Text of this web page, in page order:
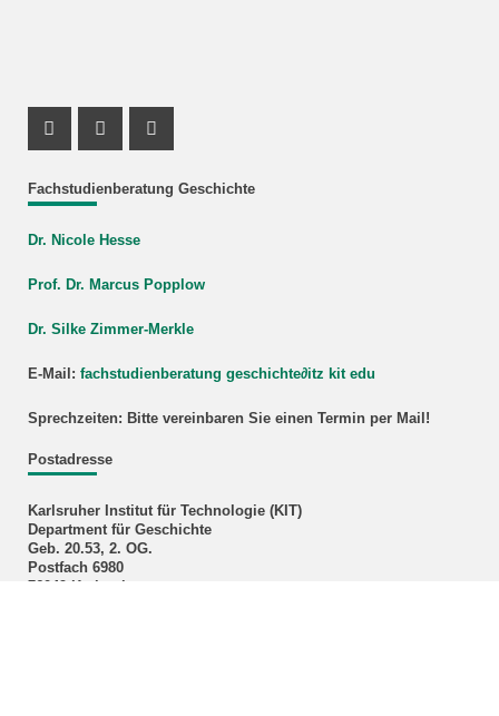
Fachstudienberatung Geschichte
Dr. Nicole Hesse
Prof. Dr. Marcus Popplow
Dr. Silke Zimmer-Merkle
E-Mail: fachstudienberatung geschichte∂itz kit edu
Sprechzeiten: Bitte vereinbaren Sie einen Termin per Mail!
Postadresse
Karlsruher Institut für Technologie (KIT)
Department für Geschichte
Geb. 20.53, 2. OG.
Postfach 6980
76049 Karlsruhe
Instagram Profil
Profil Mastodon
Youtube Profil